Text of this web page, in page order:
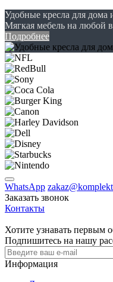
Удобные кресла для дома
Мягкая мебель на любой
Подробнее
WhatsApp
Заказать звонок
Контакты
Хотите узнавать первым
Подпишитесь на нашу
Информация